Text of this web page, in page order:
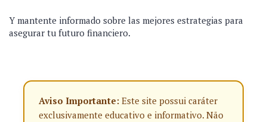
Y mantente informado sobre las mejores estrategias para
asegurar tu futuro financiero.
Aviso Importante: Este site possui caráter
exclusivamente educativo e informativo. Não